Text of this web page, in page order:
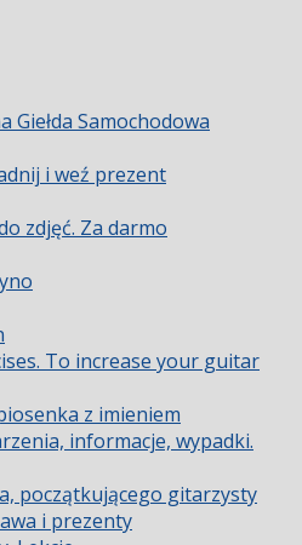
Samochodowa
i weź prezent
zdjęć. Za darmo
To increase your guitar
z imieniem
informacje, wypadki.
początkującego gitarzysty
i prezenty